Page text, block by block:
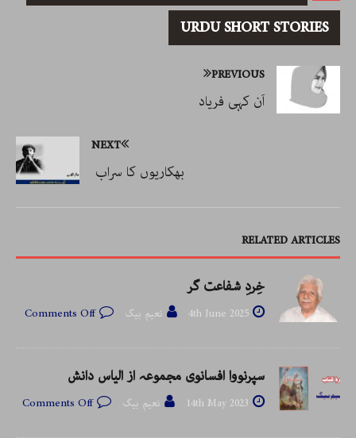
URDU SHORT STORIES
PREVIOUS
اَن کہی فریاد
NEXT
بھکاریوں کا سراب
RELATED ARTICLES
خِردِ شفاعت گر
4th June 2025 نعیم بیگ Comments Off
سپرنووا افسانوی مجموعہ از الیاس دانش
14th May 2023 نعیم بیگ Comments Off